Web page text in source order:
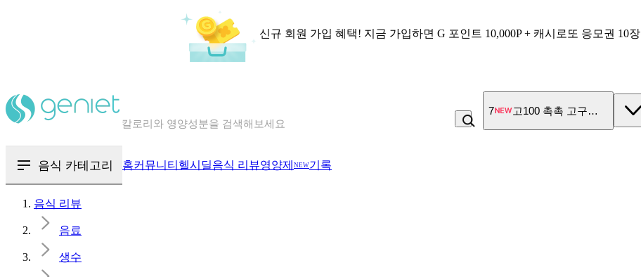
신규 회원 가입 혜택! 지금 가입하면 G 포인트 10,000P + 캐시로또 응모권 10장
칼로리와 영양성분을 검색해보세요
음식 · 영양제 리뷰를 찾아보세요
7 고100 촉촉 고구마 스틱
음식 카테고리 홈커뮤니티 헬시딜음식 리뷰영양제 NEW기록
음식 리뷰
음료
생수